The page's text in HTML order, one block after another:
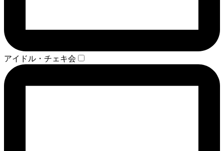
アイドル・チェキ会